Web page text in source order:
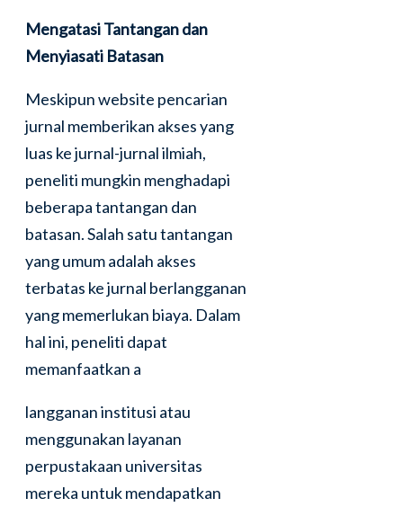
Mengatasi Tantangan dan
Menyiasati Batasan
Meskipun website pencarian
jurnal memberikan akses yang
luas ke jurnal-jurnal ilmiah,
peneliti mungkin menghadapi
beberapa tantangan dan
batasan. Salah satu tantangan
yang umum adalah akses
terbatas ke jurnal berlangganan
yang memerlukan biaya. Dalam
hal ini, peneliti dapat
memanfaatkan a
langganan institusi atau
menggunakan layanan
perpustakaan universitas
mereka untuk mendapatkan